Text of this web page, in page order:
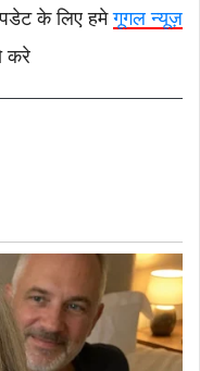
के लिए हमेगूगल न्यूज़
करे